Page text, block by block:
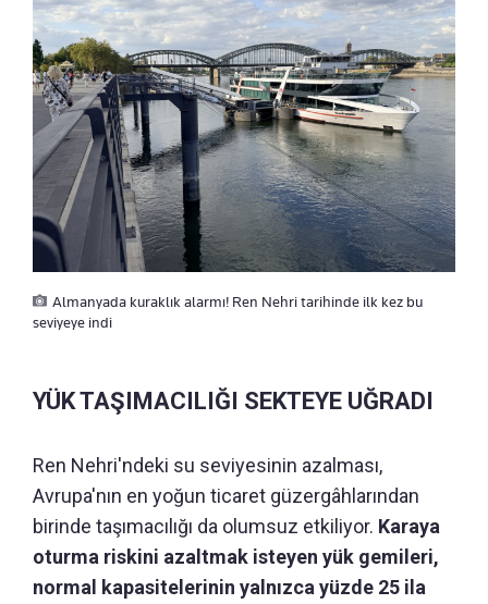
Almanyada kuraklık alarmı! Ren Nehri tarihinde ilk kez bu
seviyeye indi
YÜK TAŞIMACILIĞI SEKTEYE UĞRADI
Ren Nehri'ndeki su seviyesinin azalması,
Avrupa'nın en yoğun ticaret güzergâhlarından
birinde taşımacılığı da olumsuz etkiliyor. Karaya
oturma riskini azaltmak isteyen yük gemileri,
normal kapasitelerinin yalnızca yüzde 25 ila